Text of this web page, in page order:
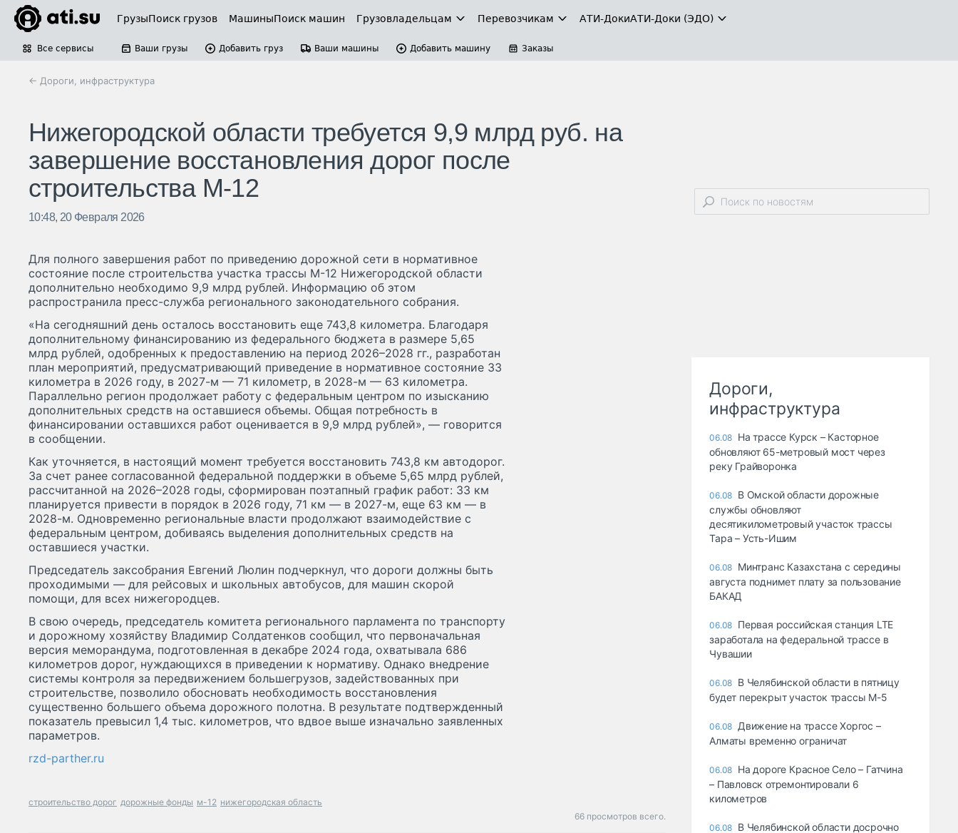
ГрузыПоиск грузов МашиныПоиск машин Грузовладельцам Перевозчикам АТИ-ДокиАТИ-Доки (ЭДО)
Все сервисы Ваши грузы Добавить груз Ваши машины Добавить машину Заказы
← Дороги, инфраструктура
Нижегородской области требуется 9,9 млрд руб. на
завершение восстановления дорог после
строительства М-12
10:48, 20 Февраля 2026
Для полного завершения работ по приведению дорожной сети в нормативное
состояние после строительства участка трассы М-12 Нижегородской области
дополнительно необходимо 9,9 млрд рублей. Информацию об этом
распространила пресс-служба регионального законодательного собрания.
«На сегодняшний день осталось восстановить еще 743,8 километра. Благодаря
дополнительному финансированию из федерального бюджета в размере 5,65
млрд рублей, одобренных к предоставлению на период 2026–2028 гг., разработан
план мероприятий, предусматривающий приведение в нормативное состояние 33
километра в 2026 году, в 2027-м — 71 километр, в 2028-м — 63 километра.
Параллельно регион продолжает работу с федеральным центром по изысканию
дополнительных средств на оставшиеся объемы. Общая потребность в
финансировании оставшихся работ оценивается в 9,9 млрд рублей», — говорится
в сообщении.
Как уточняется, в настоящий момент требуется восстановить 743,8 км автодорог.
За счет ранее согласованной федеральной поддержки в объеме 5,65 млрд рублей,
рассчитанной на 2026–2028 годы, сформирован поэтапный график работ: 33 км
планируется привести в порядок в 2026 году, 71 км — в 2027-м, еще 63 км — в
2028-м. Одновременно региональные власти продолжают взаимодействие с
федеральным центром, добиваясь выделения дополнительных средств на
оставшиеся участки.
Председатель заксобрания Евгений Люлин подчеркнул, что дороги должны быть
проходимыми — для рейсовых и школьных автобусов, для машин скорой
помощи, для всех нижегородцев.
В свою очередь, председатель комитета регионального парламента по транспорту
и дорожному хозяйству Владимир Солдатенков сообщил, что первоначальная
версия меморандума, подготовленная в декабре 2024 года, охватывала 686
километров дорог, нуждающихся в приведении к нормативу. Однако внедрение
системы контроля за передвижением большегрузов, задействованных при
строительстве, позволило обосновать необходимость восстановления
существенно большего объема дорожного полотна. В результате подтвержденный
показатель превысил 1,4 тыс. километров, что вдвое выше изначально заявленных
параметров.
rzd-parther.ru
строительство дорог дорожные фонды м-12 нижегородская область
66 просмотров всего.
Дороги,
инфраструктура
06.08 На трассе Курск – Касторное
обновляют 65-метровый мост через
реку Грайворонка
06.08 В Омской области дорожные
службы обновляют
десятикилометровый участок трассы
Тара – Усть-Ишим
06.08 Минтранс Казахстана с середины
августа поднимет плату за пользование
БАКАД
06.08 Первая российская станция LTE
заработала на федеральной трассе в
Чувашии
06.08 В Челябинской области в пятницу
будет перекрыт участок трассы М-5
06.08 Движение на трассе Хоргос –
Алматы временно ограничат
06.08 На дороге Красное Село – Гатчина
– Павловск отремонтировали 6
километров
06.08 В Челябинской области досрочно